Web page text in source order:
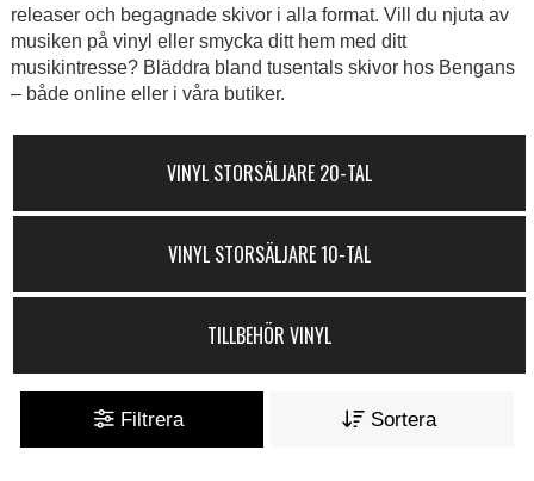
releaser och begagnade skivor i alla format. Vill du njuta av
musiken på vinyl eller smycka ditt hem med ditt
musikintresse? Bläddra bland tusentals skivor hos Bengans
– både online eller i våra butiker.
VINYL STORSÄLJARE 20-TAL
VINYL STORSÄLJARE 10-TAL
TILLBEHÖR VINYL
Filtrera Sortera